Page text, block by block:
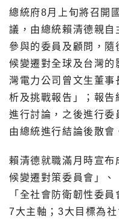
總統府8月上旬將召開
議，由總統賴清德親自
參與的委員及顧問，隨
候變遷對全球及台灣的
灣電力公司曾文生董
析及挑戰報告」；報告
進行討論，之後進行委
由總統進行結論後散會
賴清德就職滿月時宣
候變遷對策委員會」、
「全社會防衛韌性委
7大主軸；3大目標為